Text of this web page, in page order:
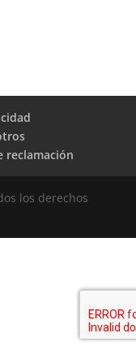
reclamación
los derechos